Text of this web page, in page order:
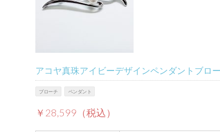
アコヤ真珠アイビーデザインペンダントブロ
ブローチ ペンダント
￥28,599（税込）